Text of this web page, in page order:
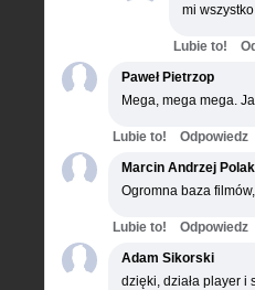
mi
Lubie to!
Paweł Pietrzop
Mega, mega mega.
Lubie to! Odpowiedz
Marcin Andrzej Polak
Ogromna baza
Lubie to! Odpowiedz
Adam Sikorski
dzięki, działa player i